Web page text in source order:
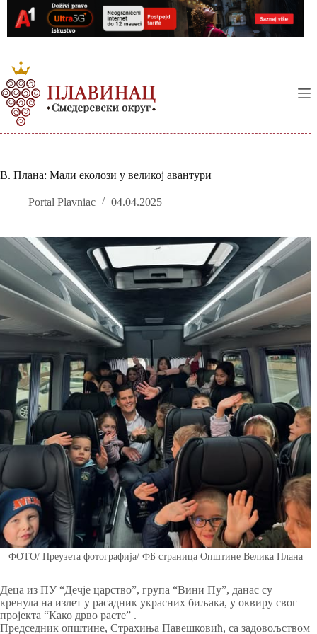
content
В. Плана: Мали еколози у великој авантури
Portal Plavniac 04.04.2025
ФОТО/ Преузета фотографија/ ФБ страница Општине Велика Плана
Деца из ПУ “Дечје царство”, група “Вини Пу”, данас су
кренула на излет у расадник украсних биљака, у оквиру свог
пројекта “Како дрво расте” .
Председник општине, Страхиња Павешковић, са задовољством